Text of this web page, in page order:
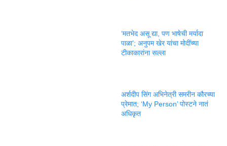
‘मतभेद असू द्या, पण भाषेची मर्यादा
पाळा’; अनुपम खेर यांचा मोदींच्या
टीकाकारांना सल्ला
अर्शदीप सिंग अभिनेत्री समरीन कौरच्या
प्रेमात; ‘My Person’ पोस्टने नातं
अधिकृत